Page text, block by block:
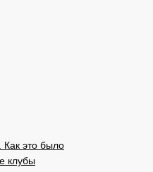
Как это было
клубы